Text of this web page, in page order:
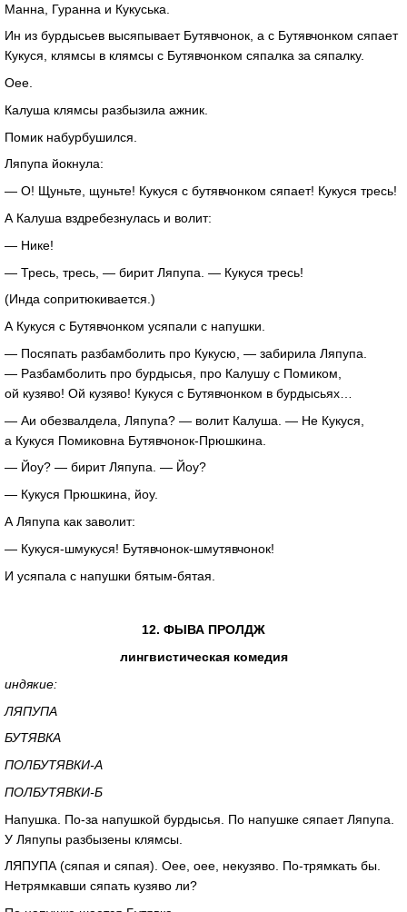
Манна, Гуранна и Кукуська.
Ин из бурдысьев высяпывает Бутявчонок, а с Бутявчонком сяпает
Кукуся, клямсы в клямсы с Бутявчонком сяпалка за сяпалку.
Оее.
Калуша клямсы разбызила ажник.
Помик набурбушился.
Ляпупа йокнула:
— О! Щуньте, щуньте! Кукуся с бутявчонком сяпает! Кукуся тресь!
А Калуша вздребезнулась и волит:
— Нике!
— Тресь, тресь, — бирит Ляпупа. — Кукуся тресь!
(Инда сопритюкивается.)
А Кукуся с Бутявчонком усяпали с напушки.
— Посяпать разбамболить про Кукусю, — забирила Ляпупа.
— Разбамболить про бурдысья, про Калушу с Помиком,
ой кузяво! Ой кузяво! Кукуся с Бутявчонком в бурдысьях…
— Аи обезвалдела, Ляпупа? — волит Калуша. — Не Кукуся,
а Кукуся Помиковна Бутявчонок-Прюшкина
— Йоу? — бирит Ляпупа. — Йоу?
— Кукуся Прюшкина, йоу.
А Ляпупа как заволит:
— Кукуся-шмукуся! Бутявчонок-шмутявчонок!
И усяпала с напушки бятым-бятая
12. ФЫВА ПРОЛДЖ
лингвистическая комедия
индякие:
ЛЯПУПА
БУТЯВКА
ПОЛБУТЯВКИ-А
ПОЛБУТЯВКИ-Б
Напушка. По-за напушкой бурдысья. По напушке сяпает Ляпупа.
У Ляпупы разбызены клямсы.
ЛЯПУПА (сяпая и сяпая). Оее, оее, некузяво. По-трямкать бы.
Нетрямкавши сяпать кузяво ли?